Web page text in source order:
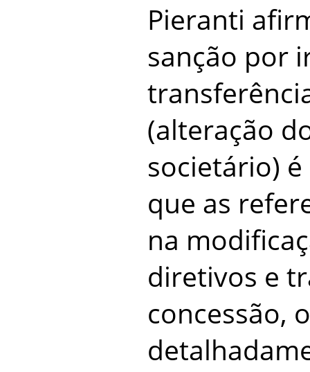
Pieranti
sanção por
(alteração
societário)
que as
na
diretivos e
concessão,